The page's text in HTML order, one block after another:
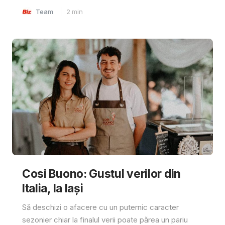
Team 2 min
Cosi Buono: Gustul verilor din
Italia, la Iași
Să deschizi o afacere cu un puternic caracter
sezonier chiar la finalul verii poate părea un pariu